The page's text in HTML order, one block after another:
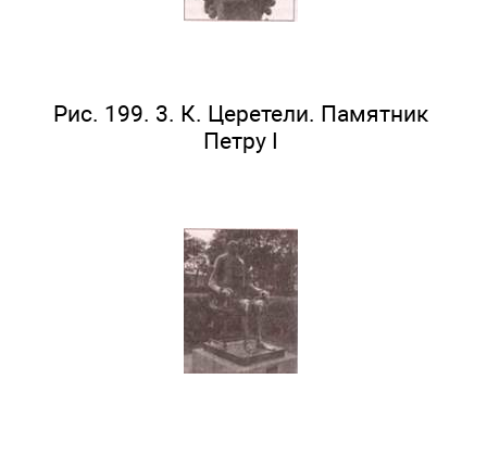
Рис. 199. 3. К. Церетели. Памятник
Петру I